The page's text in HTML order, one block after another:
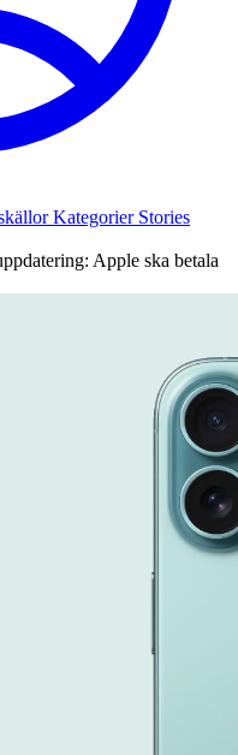
Kategorier Stories
Apple ska betala